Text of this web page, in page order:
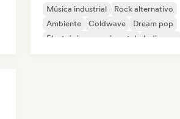
Música industrial
Rock alternativo
Ambiente
Coldwave
Dream pop
Electrónica experimental
Indie pop